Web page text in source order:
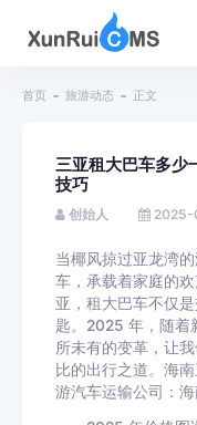
首页 旅游动态 正文
三亚租大巴车多少
技巧
创始人 2025-
当椰风掠过亚龙湾
车，承载着家庭的
亚，租大巴车不仅
匙。2025 年，随着
所未有的变革，让
比的出行之道。海
游汽车运输公司：